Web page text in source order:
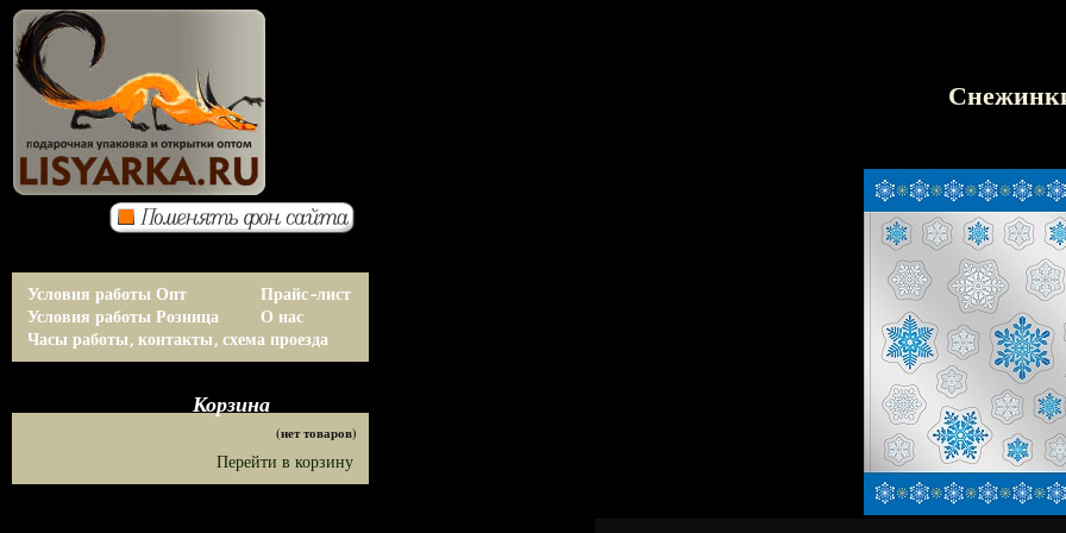
Условия работы Опт
Условия работы Розница
Прайс-лист
О нас
Часы работы, контакты, схема проезда
Корзина
(нет товаров)
Перейти в корзину